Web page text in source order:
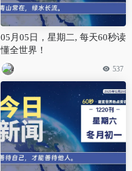
05月05日，星期二, 每天60秒读
懂全世界！
537